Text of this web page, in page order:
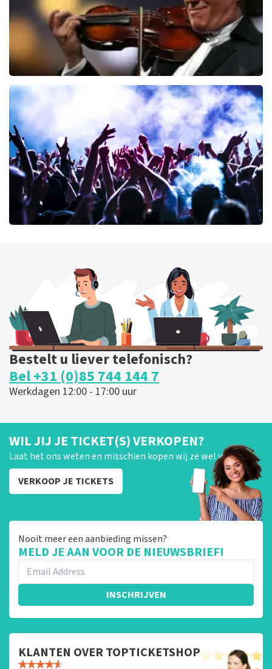
BESTEL NU
BESTEL NU
Bestelt u liever telefonisch?
Bel +31 (0)85 744 144 7
Werkdagen 12:00 - 17:00 uur
WIL JIJ JE TICKET(S) VERKOPEN?
Laat het ons weten en misschien kopen wij ze wel van je!
VERKOOP JE TICKETS
Nooit meer een aanbieding missen?
MELD JE AAN VOOR DE NIEUWSBRIEF!
INSCHRIJVEN
KLANTEN OVER TOPTICKETSHOP